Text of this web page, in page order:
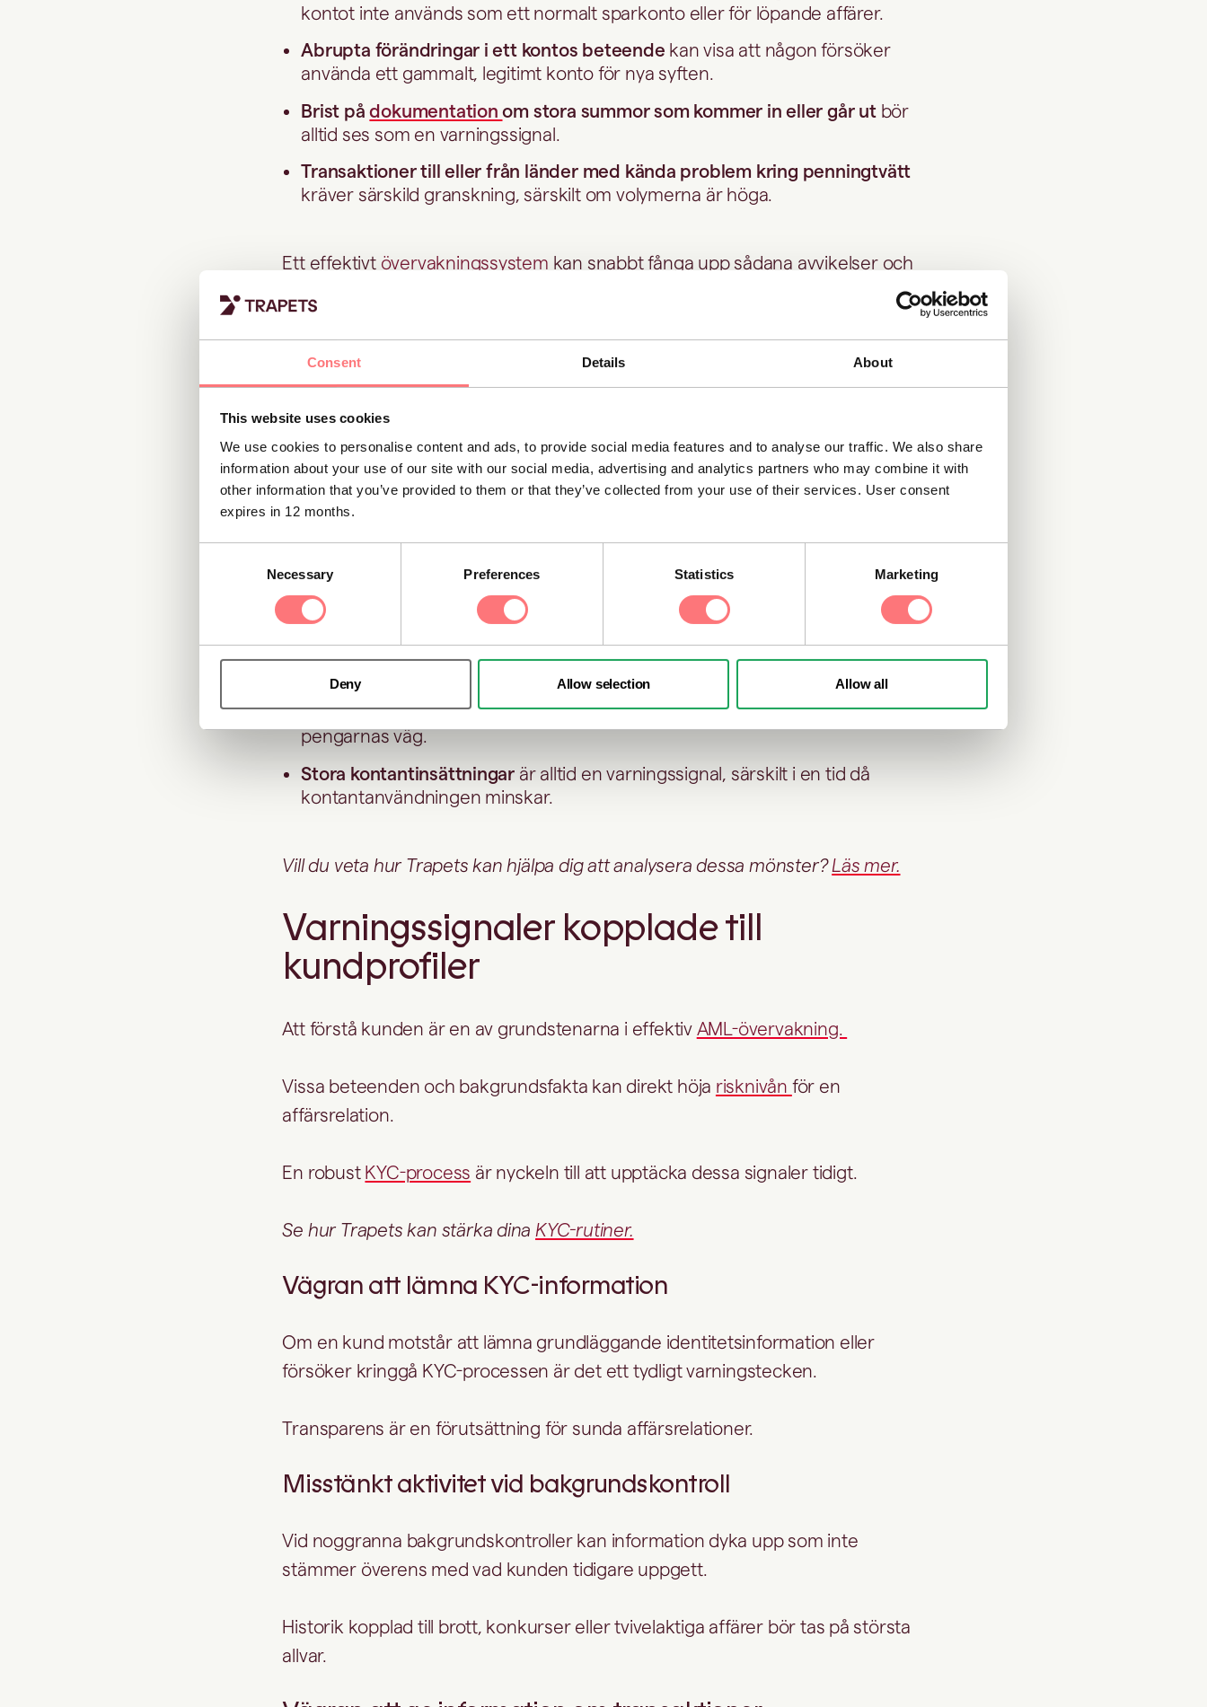
Consent Details About
This website uses cookies
We use cookies to personalise content and ads, to provide social media features and to analyse our traffic. We also share
information about your use of our site with our social media, advertising and analytics partners who may combine it with
other information that you’ve provided to them or that they’ve collected from your use of their services. User consent
expires in 12 months.
Necessary Preferences Statistics Marketing
Deny Allow selection Allow all
kontot inte används som ett normalt sparkonto eller för löpande affärer.
Abrupta förändringar i ett kontos beteende kan visa att någon försöker
använda ett gammalt, legitimt konto för nya syften.
Brist pådokumentationom stora summor som kommer in eller går utbör
alltid ses som en varningssignal.
Transaktioner till eller från länder med kända problem kring penningtvätt
kräver särskild granskning, särskilt om volymerna är höga.
Ett effektivt övervakningssystem kan snabbt fånga upp sådana avvikelser och
Misstänkta finansieringskällor
Var pengarna kommer ifrån är lika viktigt som hur de rör sig. Några typiska
varningssignaler:
Insättningar från många olika individer eller företagkan tyda på försök att
dölja pengarnas ursprung genom
(små transaktioner från många
håll).
Insättningar från många geografiska områden utanför den normala
verksamhetszonenär ofta en indikation på försök att bryta
mönsterdetektering.
Stora summor från varierande och obekräftade källorgör det svårt att följa
pengarnas väg.
Stora kontantinsättningar är alltid en varningssignal, särskilt i en tid då
kontantanvändningen minskar.
Vill du veta hur Trapets kan hjälpa dig att analysera dessa mönster?Läs mer.
Varningssignaler kopplade till
kundprofiler
Att förstå kunden är en av grundstenarna i effektiv AML-övervakning.
Vissa beteenden och bakgrundsfakta kan direkt höja risknivån för en
affärsrelation.
En robust KYC-process är nyckeln till att upptäcka dessa signaler tidigt.
Se hur Trapets kan stärka dina KYC-rutiner.
Vägran att lämna KYC-information
Om en kund motstår att lämna grundläggande identitetsinformation eller
försöker kringgå KYC-processen är det ett tydligt varningstecken.
Transparens är en förutsättning för sunda affärsrelationer.
Misstänkt aktivitet vid bakgrundskontroll
Vid noggranna bakgrundskontroller kan information dyka upp som inte
stämmer överens med vad kunden tidigare uppgett.
Historik kopplad till brott, konkurser eller tvivelaktiga affärer bör tas på största
allvar.